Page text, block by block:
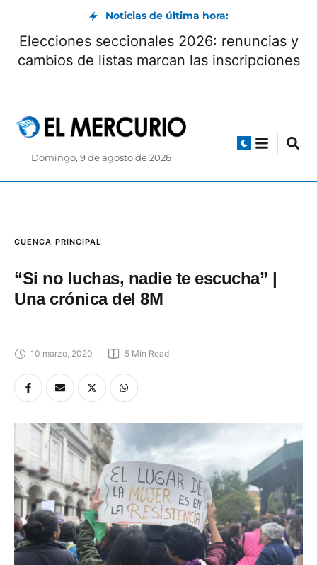
Noticias de última hora:
El cuencano Jorge Carpio recibió un
trasplante de riñón tras cuatro años de
“Si no luchas, nadie te escucha” |
10 marzo, 2020 5